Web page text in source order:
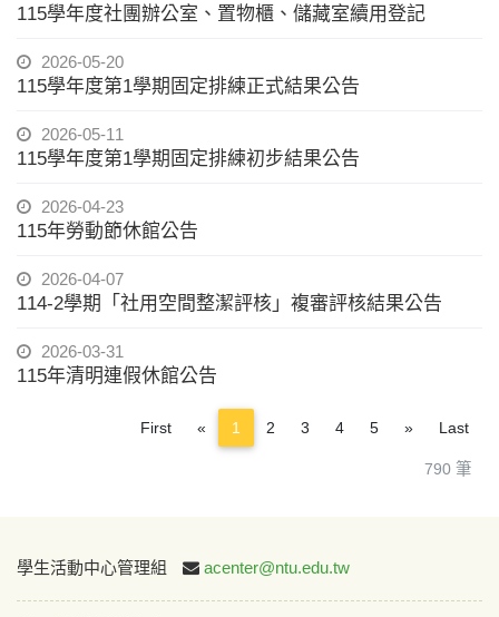
115學年度社團辦公室、置物櫃、儲藏室續用登記
2026-05-20
115學年度第1學期固定排練正式結果公告
2026-05-11
115學年度第1學期固定排練初步結果公告
2026-04-23
115年勞動節休館公告
2026-04-07
114-2學期「社用空間整潔評核」複審評核結果公告
2026-03-31
115年清明連假休館公告
790 筆
First « Previous
1 2 3 4 5 »NextLast
:::
學生活動中心管理組 acenter@ntu.edu.tw